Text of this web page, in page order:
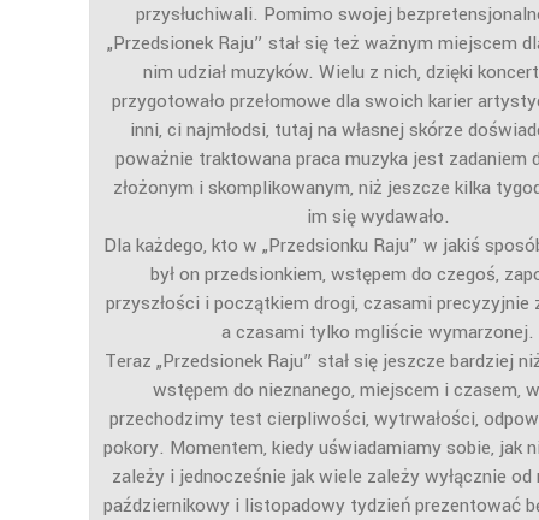
przysłuchiwali. Pomimo swojej
„Przedsionek Raju” stał się też ważnym miejscem
nim udział muzyków. Wielu z nich, dzięki
przygotowało przełomowe dla swoich karier
inni, ci najmłodsi, tutaj na własnej skórze
poważnie traktowana praca muzyka jest zadaniem
złożonym i skomplikowanym, niż jeszcze kilka
im się wydawało.
Dla każdego, kto w „Przedsionku Raju” w jakiś
był on przedsionkiem, wstępem do czegoś,
przyszłości i początkiem drogi, czasami precyzyjnie
a czasami tylko mgliście wymarzonej.
Teraz „Przedsionek Raju” stał się jeszcze bardziej
wstępem do nieznanego, miejscem i czasem,
przechodzimy test cierpliwości, wytrwałości,
pokory. Momentem, kiedy uświadamiamy sobie, jak
zależy i jednocześnie jak wiele zależy wyłącznie od
październikowy i listopadowy tydzień prezentować